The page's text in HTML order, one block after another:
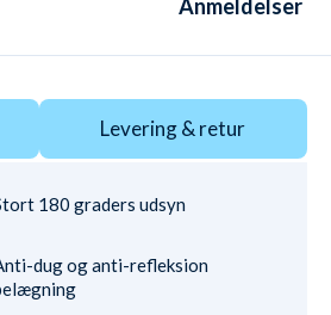
Anmeldelser
180 graders udsyn
dug og anti-refleksion
Levering & retur